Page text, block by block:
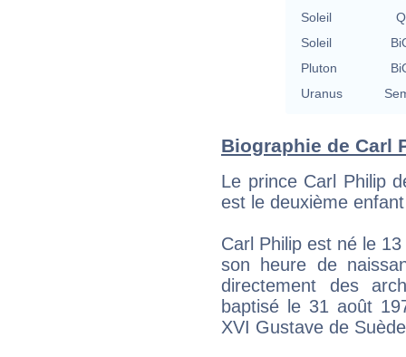
Soleil
Soleil
Pluton
Uranus
Biographie de Carl
Le prince Carl Philip
est le deuxième
Carl Philip est né le
son heure de
directement des
baptisé le 31 août
XVI Gustave de